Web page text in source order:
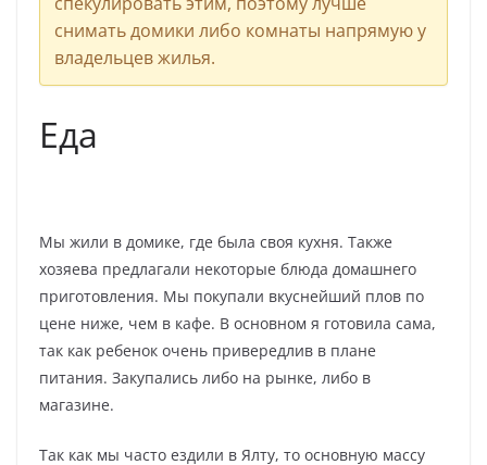
снимать домики либо комнаты напрямую у
владельцев жилья.
Еда
Мы жили в домике, где была своя кухня. Также
хозяева предлагали некоторые блюда домашнего
приготовления. Мы покупали вкуснейший плов по
цене ниже, чем в кафе. В основном я готовила сама,
так как ребенок очень привередлив в плане
питания. Закупались либо на рынке, либо в
магазине.
Так как мы часто ездили в Ялту, то основную массу